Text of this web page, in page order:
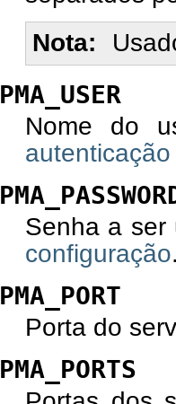
Nota
PMA_USER
Nome do
Senha a
configuração
PMA_PORT
Porta do
PMA_PORTS